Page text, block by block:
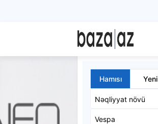
Hamısı Yeni
Nəqliyyat növü
Vespa